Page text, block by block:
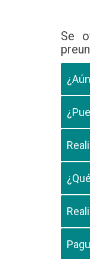
Se
su